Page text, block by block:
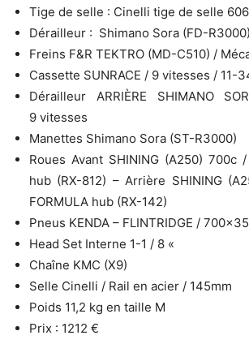
Tige de selle : Cinelli tige de selle
Dérailleur : Shimano Sora (FD-R3000)
Freins F&R TEKTRO (MD-C510) /
Cassette SUNRACE / 9 vitesses / 11-
Dérailleur ARRIÈRE SHIMANO
9 vitesses
Manettes Shimano Sora (ST-R3000)
Roues Avant SHINING (A250) 700c
hub (RX-812) – Arrière SHINING
FORMULA hub (RX-142)
Pneus KENDA – FLINTRIDGE /
Head Set Interne 1-1 / 8 «
Chaîne KMC (X9)
Selle Cinelli / Rail en acier / 145mm
Poids 11,2 kg en taille M
Prix : 1212 €